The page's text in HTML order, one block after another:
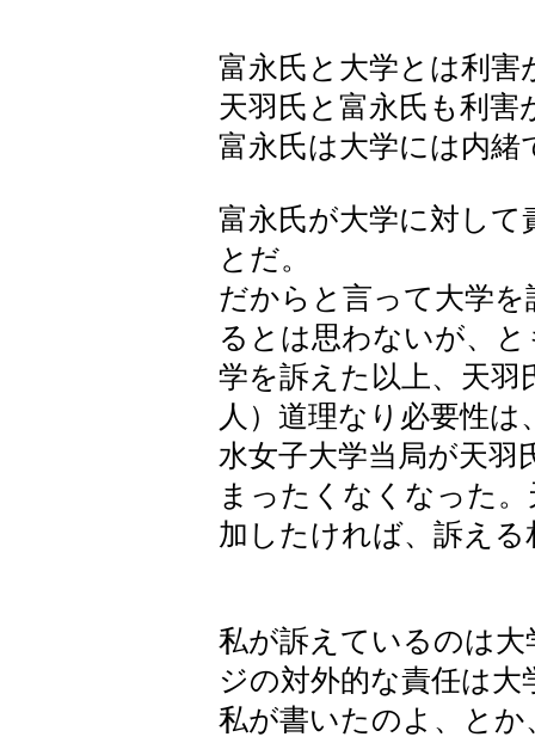
富永氏と大学とは利害
天羽氏と富永氏も利
富永氏は大学には内
富永氏が大学に対し
とだ。
だからと言って大学
るとは思わないが、
学を訴えた以上、天羽
人）道理なり必要性
水女子大学当局が天羽
まったくなくなった
加したければ、訴える
私が訴えているのは
ジの対外的な責任は大
私が書いたのよ、と